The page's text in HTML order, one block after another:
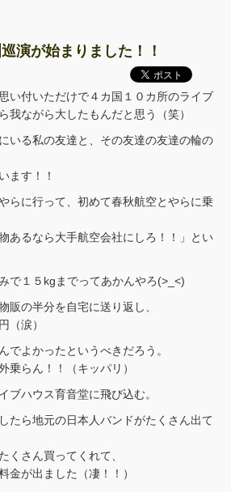
演が始まりました！！
い付いただけで４カ国１０カ所のライブ
我ながら大したもんだと思う（笑）
いる私の友達と、その友達の友達の輪の
ます！！
らに行って、初めて春秋航空とやらに乗
あるなら大手航空会社にしろ！！」とい
で１５kgまでってあかんやろ(>_<)
販の半分を自宅に送り返し、
（涙）
でよかったというべきだろう。
乗らん！！（キッパリ）
ブハウス育音堂に飛び込む。
したら地元の日本人バンドがたくさん出て
くさん買ってくれて、
金が出ました（凄！！）